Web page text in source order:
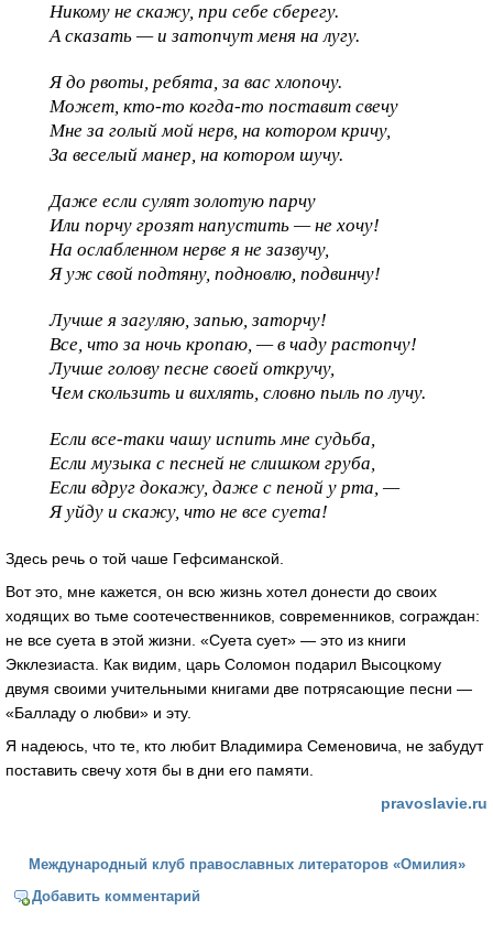
Никому не скажу, при себе сберегу.
А сказать — и затопчут меня на лугу.
Я до рвоты, ребята, за вас хлопочу.
Может, кто-то когда-то поставит свечу
Мне за голый мой нерв, на котором кричу,
За веселый манер, на котором шучу.
Даже если сулят золотую парчу
Или порчу грозят напустить — не хочу!
На ослабленном нерве я не зазвучу,
Я уж свой подтяну, подновлю, подвинчу!
Лучше я загуляю, запью, заторчу!
Все, что за ночь кропаю, — в чаду растопчу!
Лучше голову песне своей откручу,
Чем скользить и вихлять, словно пыль по лучу.
Если все-таки чашу испить мне судьба,
Если музыка с песней не слишком груба,
Если вдруг докажу, даже с пеной у рта, —
Я уйду и скажу, что не все суета!
Здесь речь о той чаше Гефсиманской.
Вот это, мне кажется, он всю жизнь хотел донести до своих
ходящих во тьме соотечественников, современников, сограждан:
не все суета в этой жизни. «Суета сует» — это из книги
Экклезиаста. Как видим, царь Соломон подарил Высоцкому
двумя своими учительными книгами две потрясающие песни —
«Балладу о любви» и эту.
Я надеюсь, что те, кто любит Владимира Семеновича, не забудут
поставить свечу хотя бы в дни его памяти.
pravoslavie.ru
Международный клуб православных литераторов «Омилия»
Добавить комментарий